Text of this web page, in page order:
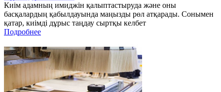
Киім адамның имиджін қалыптастыруда және оны
басқалардың қабылдауында маңызды рөл атқарады. Сонымен
қатар, киімді дұрыс таңдау сыртқы келбет
Подробнее